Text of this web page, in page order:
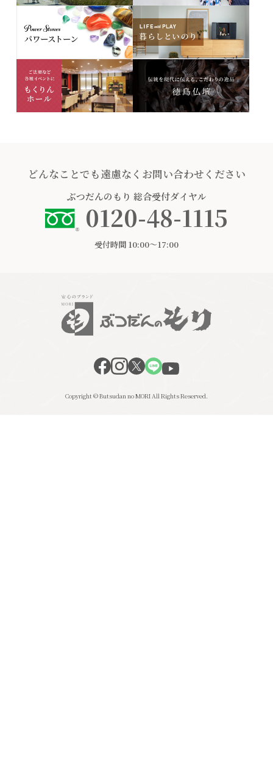
どんなことでも遠慮なくお問い合わせください
ぶつだんのもり 総合受付ダイヤル
0120-48-1115
受付時間 10:00〜17:00
Copyright © Butsudan no MORI All Rights Reserved.